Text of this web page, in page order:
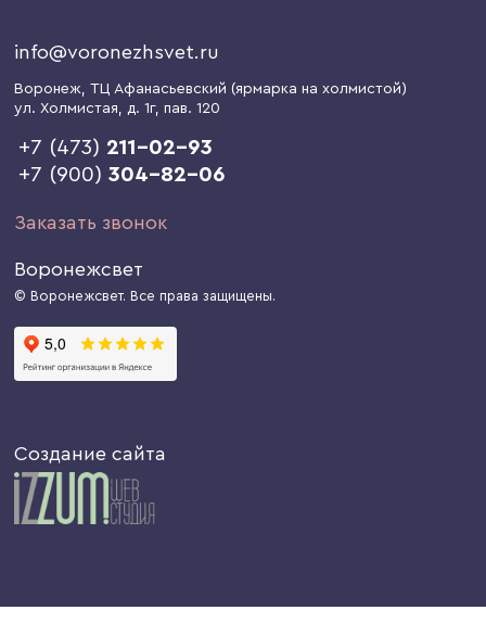
info@voronezhsvet.ru
Воронеж, ТЦ Афанасьевский (ярмарка на холмистой)
ул. Холмистая, д. 1г, пав. 120
+7 (473) 211-02-93
+7 (900)304-82-06
Заказать звонок
Воронежсвет
© Воронежсвет. Все права защищены.
Создание сайта